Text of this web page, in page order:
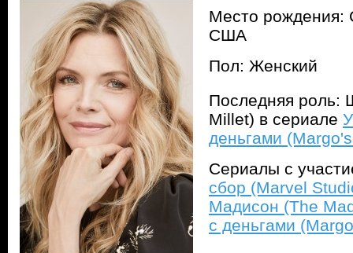
Место рождения:
США
Пол: Женский
Последняя роль:
Millet) в сериале
деньгами
Сериалы с
сбор (Marvel
Мадисон (The
с деньгами